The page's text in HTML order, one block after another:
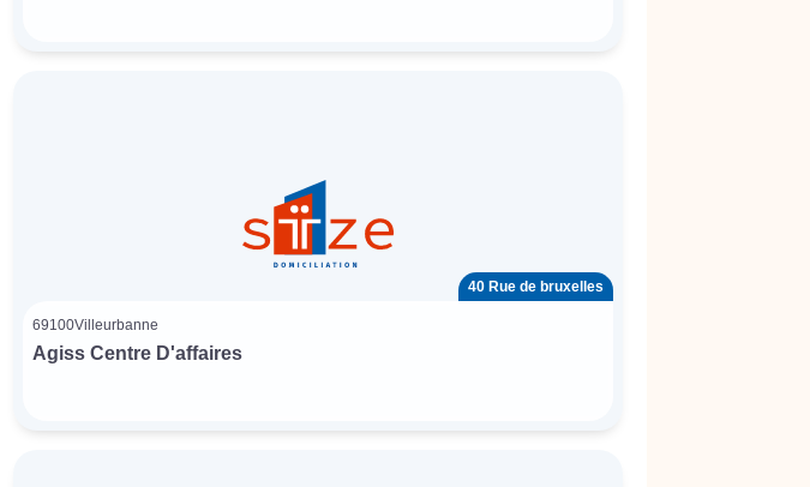
40 Rue de bruxelles
69100Villeurbanne
Agiss Centre D'affaires